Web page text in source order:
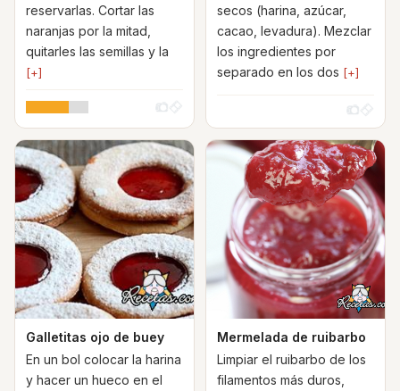
reservarlas. Cortar las
naranjas por la mitad,
quitarles las semillas y la
[+]
secos (harina, azúcar,
cacao, levadura). Mezclar
los ingredientes por
separado en los dos [+]
Galletitas ojo de buey
En un bol colocar la harina
y hacer un hueco en el
Mermelada de ruibarbo
Limpiar el ruibarbo de los
filamentos más duros,